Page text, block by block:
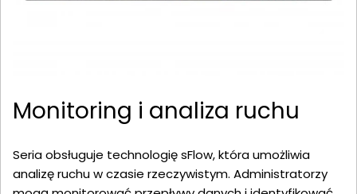
Monitoring i analiza ruchu
Seria obsługuje technologię sFlow, która umożliwia
analizę ruchu w czasie rzeczywistym. Administratorzy